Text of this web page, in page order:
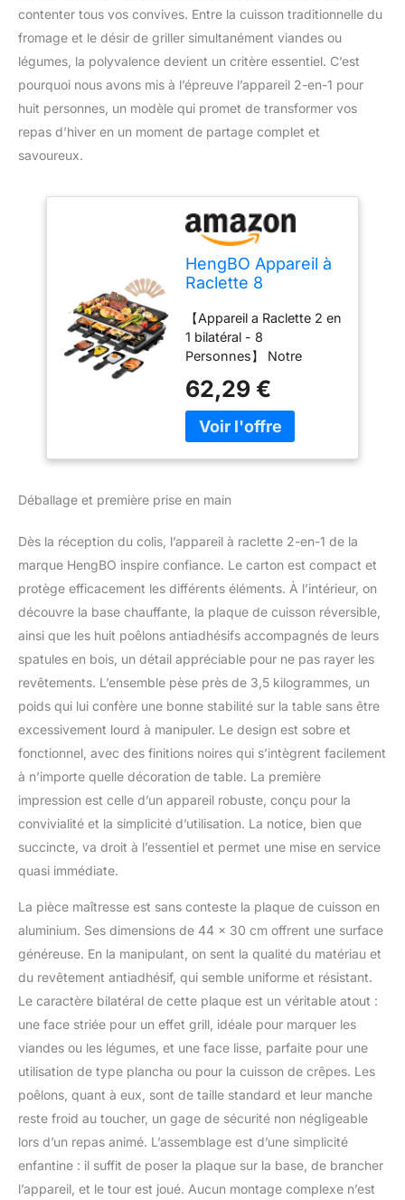
contenter tous vos convives. Entre la cuisson traditionnelle du
fromage et le désir de griller simultanément viandes ou
légumes, la polyvalence devient un critère essentiel. C’est
pourquoi nous avons mis à l’épreuve l’appareil 2-en-1 pour
huit personnes, un modèle qui promet de transformer vos
repas d’hiver en un moment de partage complet et
savoureux.
HengBO Appareil à
Raclette 8
Table 2 en 1, 1300
W
【Appareil a Raclette 2 en
1 bilatéral - 8
Personnes】 Notre
un grand plateau
réversible amovible et 8
poêlons individuels.
et même crêpes.
Le côté strié crée de
magnifiques marques de
grill sur saucisses,
poivrons. Le côté lisse
idéal pour les crêpes,
lardons ou œufs au plat.
Cet appareil raclette 8
personnes satisfait
【Accessoires
Complets】 8 poêlons
antiadhésifs
accompagnés de leurs
racloirs en bois. Chacun
peut faire fondre son
fromage à raclette,
chocolat. Poignées
isolantes pour une
【Performance Expert -
1300W】 Notre appareil à
raclette atteint 260°C
rapidement et maintient
la température idéale
pour révéler les saveurs
des charcuteries,
fromages et légumes
grillés. Puissance et
stabilité pour des repas
réussis. 【Entretien
Facile】 Tous les
éléments antiadhésifs se
62,29 €
Déballage et première prise en main
Dès la réception du colis, l’appareil à raclette 2-en-1 de la
marque HengBO inspire confiance. Le carton est compact et
protège efficacement les différents éléments. À l’intérieur, on
découvre la base chauffante, la plaque de cuisson réversible,
ainsi que les huit poêlons antiadhésifs accompagnés de leurs
spatules en bois, un détail appréciable pour ne pas rayer les
revêtements. L’ensemble pèse près de 3,5 kilogrammes, un
poids qui lui confère une bonne stabilité sur la table sans être
excessivement lourd à manipuler. Le design est sobre et
fonctionnel, avec des finitions noires qui s’intègrent facilement
à n’importe quelle décoration de table. La première
impression est celle d’un appareil robuste, conçu pour la
convivialité et la simplicité d’utilisation. La notice, bien que
succincte, va droit à l’essentiel et permet une mise en service
quasi immédiate.
La pièce maîtresse est sans conteste la plaque de cuisson en
aluminium. Ses dimensions de 44 x 30 cm offrent une surface
généreuse. En la manipulant, on sent la qualité du matériau et
du revêtement antiadhésif, qui semble uniforme et résistant.
Le caractère bilatéral de cette plaque est un véritable atout :
une face striée pour un effet grill, idéale pour marquer les
viandes ou les légumes, et une face lisse, parfaite pour une
utilisation de type plancha ou pour la cuisson de crêpes. Les
poêlons, quant à eux, sont de taille standard et leur manche
reste froid au toucher, un gage de sécurité non négligeable
lors d’un repas animé. L’assemblage est d’une simplicité
enfantine : il suffit de poser la plaque sur la base, de brancher
l’appareil, et le tour est joué. Aucun montage complexe n’est